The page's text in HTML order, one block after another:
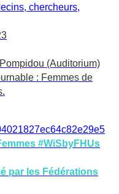
chercheurs,
(Auditorium)
: Femmes de
#WiSbyFHUs
par les Fédérations